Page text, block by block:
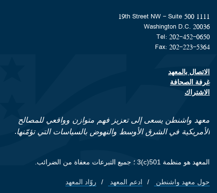
1111 19th Street NW - Suite 500
Washington D.C. 20036
Tel: 202-452-0650
Fax: 202-223-5364
Footer contact links
الاتصال بالمعهد
غرفة الصحافة
الاشتراك
معهد واشنطن يسعى إلى تعزيز فهم متوازن وواقعي للمصالح
الأمريكية في الشرق الأوسط والنهوض بالسياسات التي تؤمّنها.
المعهد هو منظمة 501(c)3 ؛ جميع التبرعات معفاة من الضرائب.
Footer quick links
حول معهد واشنطن ادعم المعهد روّاد المعهد